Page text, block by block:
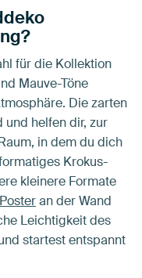
für die Kollektion
Mauve-Töne
Die zarten
helfen dir, zur
in dem du dich
Krokus-
kleinere Formate
an der Wand
Leichtigkeit des
startest entspannt